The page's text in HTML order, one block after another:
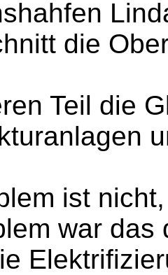
die
Teil die
ist
war